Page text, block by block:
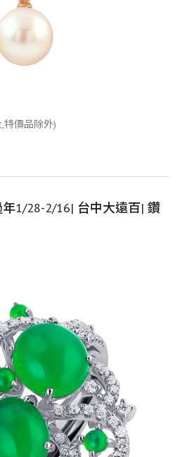
特價品除外)
年1/28-2/16| 台中大遠百| 鑽